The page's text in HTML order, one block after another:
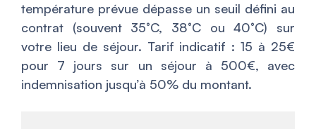
température prévue dépasse un seuil défini au
contrat (souvent 35°C, 38°C ou 40°C) sur
votre lieu de séjour. Tarif indicatif : 15 à 25€
pour 7 jours sur un séjour à 500€, avec
indemnisation jusqu’à 50% du montant.